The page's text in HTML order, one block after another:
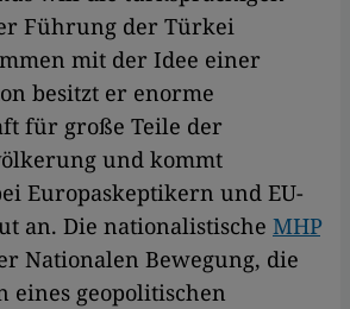
Führung der Türkei
mit der Idee einer
besitzt er enorme
für große Teile der
und kommt
Europaskeptikern und EU-
an. Die nationalistische MHP
Nationalen Bewegung, die
eines geopolitischen